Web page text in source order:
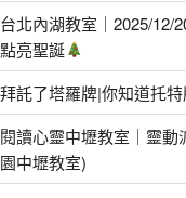
台北內湖教室｜2025/12/
點亮聖誕
拜託了塔羅牌|你知道托
閱讀心靈中壢教室｜靈動
園中壢教室)